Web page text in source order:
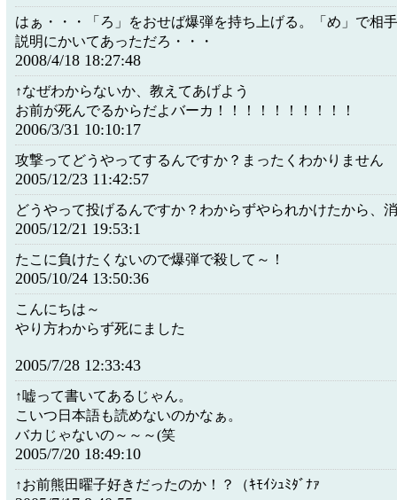
はぁ・・・「ろ」をおせば爆弾を持ち上げる。「め」で相
説明にかいてあっただろ・・・
2008/4/18 18:27:48
↑なぜわからないか、教えてあげよう
お前が死んでるからだよバーカ！！！！！！！！！！
2006/3/31 10:10:17
攻撃ってどうやってするんですか？まったくわかりません
2005/12/23 11:42:57
どうやって投げるんですか？わからずやられかけたから、
2005/12/21 19:53:1
たこに負けたくないので爆弾で殺して～！
2005/10/24 13:50:36
こんにちは～
やり方わからず死にました
2005/7/28 12:33:43
↑嘘って書いてあるじゃん。
こいつ日本語も読めないのかなぁ。
バカじゃないの～～～(笑
2005/7/20 18:49:10
↑お前熊田曜子好きだったのか！？（ｷﾓｲｼｭﾐﾀﾞﾅｧ